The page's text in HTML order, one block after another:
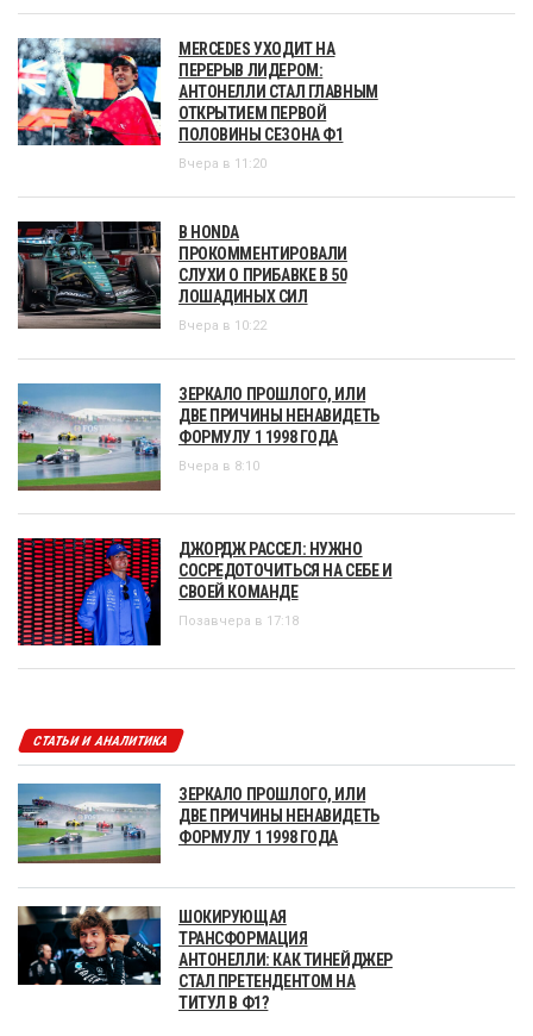
MERCEDES УХОДИТ НА
ПЕРЕРЫВ ЛИДЕРОМ:
АНТОНЕЛЛИ СТАЛ ГЛАВНЫМ
ОТКРЫТИЕМ ПЕРВОЙ
ПОЛОВИНЫ СЕЗОНА Ф1
Вчера в 11:20
В HONDA
ПРОКОММЕНТИРОВАЛИ
СЛУХИ О ПРИБАВКЕ В 50
ЛОШАДИНЫХ СИЛ
Вчера в 10:22
ЗЕРКАЛО ПРОШЛОГО, ИЛИ
ДВЕ ПРИЧИНЫ НЕНАВИДЕТЬ
ФОРМУЛУ 1 1998 ГОДА
Вчера в 8:10
ДЖОРДЖ РАССЕЛ: НУЖНО
СОСРЕДОТОЧИТЬСЯ НА СЕБЕ И
СВОЕЙ КОМАНДЕ
Позавчера в 17:18
СТАТЬИ И АНАЛИТИКА
ЗЕРКАЛО ПРОШЛОГО, ИЛИ
ДВЕ ПРИЧИНЫ НЕНАВИДЕТЬ
ФОРМУЛУ 1 1998 ГОДА
ШОКИРУЮЩАЯ
ТРАНСФОРМАЦИЯ
АНТОНЕЛЛИ: КАК ТИНЕЙДЖЕР
СТАЛ ПРЕТЕНДЕНТОМ НА
ТИТУЛ В Ф1?